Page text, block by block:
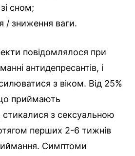
сном;
/ зниження ваги.
повідомлялося при
антидепресантів, і
з віком. Від 25%
приймають
стикалися з сексуальною
перших 2-6 тижнів
Симптоми